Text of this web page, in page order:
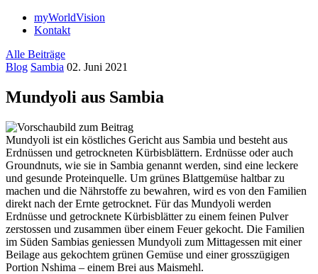
myWorldVision
Kontakt
Alle Beiträge
Blog Sambia 02. Juni 2021
Mundyoli aus Sambia
Mundyoli ist ein köstliches Gericht aus Sambia und besteht aus
Erdnüssen und getrockneten Kürbisblättern. Erdnüsse oder auch
Groundnuts, wie sie in Sambia genannt werden, sind eine leckere
und gesunde Proteinquelle. Um grünes Blattgemüse haltbar zu
machen und die Nährstoffe zu bewahren, wird es von den Familien
direkt nach der Ernte getrocknet. Für das Mundyoli werden
Erdnüsse und getrocknete Kürbisblätter zu einem feinen Pulver
zerstossen und zusammen über einem Feuer gekocht. Die Familien
im Süden Sambias geniessen Mundyoli zum Mittagessen mit einer
Beilage aus gekochtem grünen Gemüse und einer grosszügigen
Portion Nshima – einem Brei aus Maismehl.